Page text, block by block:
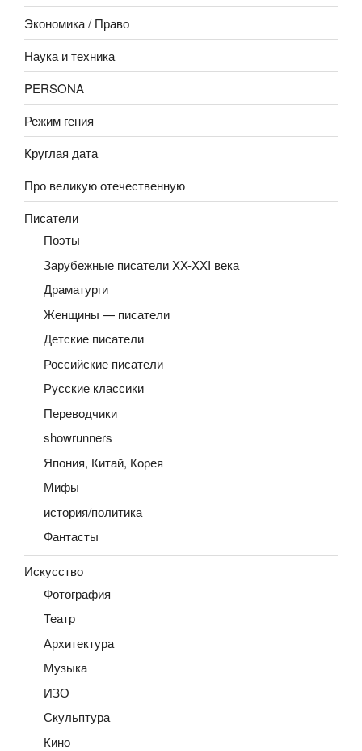
Экономика / Право
Наука и техника
PERSONA
Режим гения
Круглая дата
Про великую отечественную
Писатели
Поэты
Зарубежные писатели XX-XXI века
Драматурги
Женщины — писатели
Детские писатели
Российские писатели
Русские классики
Переводчики
showrunners
Япония, Китай, Корея
Мифы
история/политика
Фантасты
Искусство
Фотография
Театр
Архитектура
Музыка
ИЗО
Скульптура
Кино